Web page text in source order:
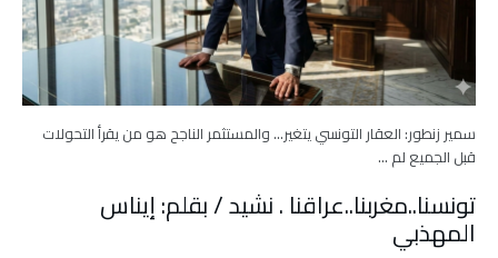
سمير زنطور: العقار التونسي يتغير… والمستثمر الناجح هو من يقرأ التحولات
قبل الجميع لم …
تونسنا..مغربنا..عراقنا . نشيد / بقلم: إيناس
المهذبي